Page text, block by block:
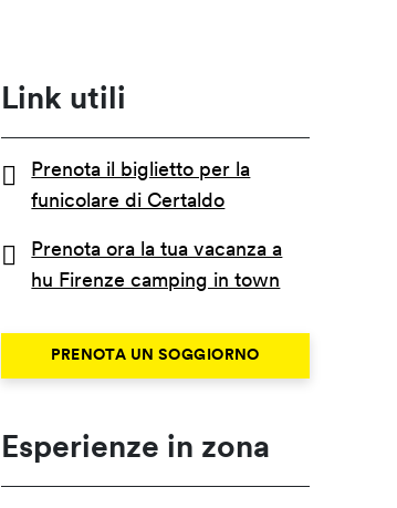
Link utili
Prenota il biglietto per la
funicolare di Certaldo
Prenota ora la tua vacanza a
hu Firenze camping in town
PRENOTA UN SOGGIORNO
Esperienze in zona